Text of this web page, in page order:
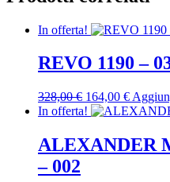
In offerta!
REVO 1190 –
328,00€ Il
prezzo
era:
328,00 €.
164,00 €Il
prezzo
è:
164,00
In offerta!
ALEXANDER
– 002